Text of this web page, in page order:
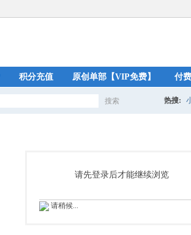
积分充值 原创单部【VIP免费】 付
搜索
索
热搜:
请先登录后才能继续浏览
请稍候...